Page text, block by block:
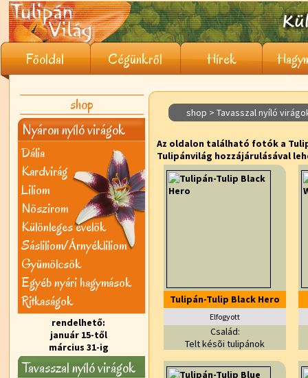
Főoldal Cégünkről Hírek
shop
Nyáron nyíló virágok
Dália
Kardvirág
Liliom
Nõszirom
Különleges évelõk
Sásliliom/Árnyékliliom
Gyümölcsök
Egyéb nyári hagymások
Ritkaságok
rendelhető:
január 15-től
március 31-ig
Tavasszal nyíló virágok
shop > Tavasszal nyíló
Az oldalon található fotók a
Tulipánvilág hozzájárulásával
Tulipán-Tulip Black Hero
Elfogyott
Család:
Telt késõi tulipánok